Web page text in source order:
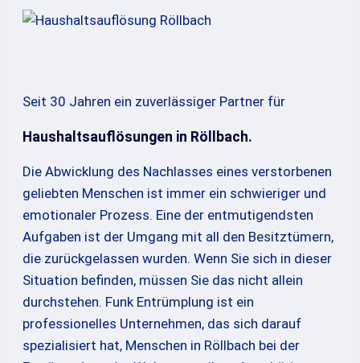
Seit 30 Jahren ein zuverlässiger Partner für
Haushaltsauflösungen in Röllbach.
Die Abwicklung des Nachlasses eines verstorbenen
geliebten Menschen ist immer ein schwieriger und
emotionaler Prozess. Eine der entmutigendsten
Aufgaben ist der Umgang mit all den Besitztümern,
die zurückgelassen wurden. Wenn Sie sich in dieser
Situation befinden, müssen Sie das nicht allein
durchstehen. Funk Entrümplung ist ein
professionelles Unternehmen, das sich darauf
spezialisiert hat, Menschen in Röllbach bei der